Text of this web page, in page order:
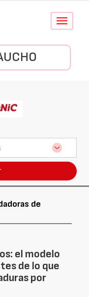
Conmutar
de
el modelo
de lo que
por